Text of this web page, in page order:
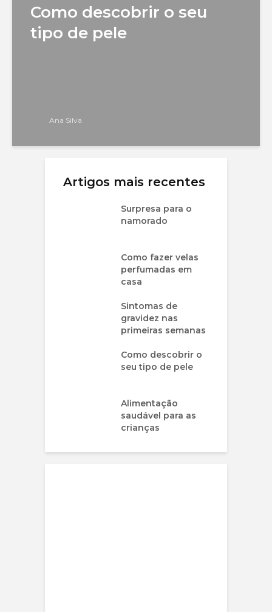
Como descobrir o seu
tipo de pele
Ana Silva
Artigos mais recentes
Surpresa para o
namorado
Como fazer velas
perfumadas em
casa
Sintomas de
gravidez nas
primeiras semanas
Como descobrir o
seu tipo de pele
Alimentação
saudável para as
crianças